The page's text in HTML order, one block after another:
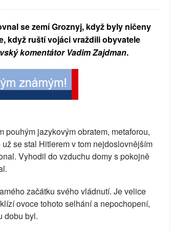
se zemí Groznyj, když byly ničeny
když ruští vojáci vraždili obyvatele
komentátor Vadim Zajdman.
jazykovým obratem, metaforou,
se stal Hitlerem v tom nejdoslovnějším
Vyhodil do vzduchu domy s pokojně
začátku svého vládnutí. Je velice
ovoce tohoto selhání a nepochopení,
dobu byl.